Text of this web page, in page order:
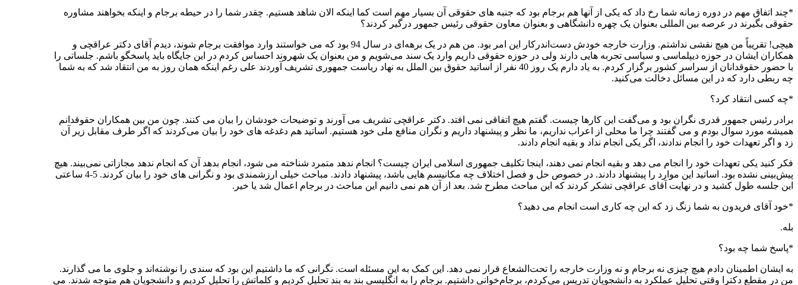
*چند اتفاق مهم در دوره زمانه شما رخ داد که یکی از آنها هم برجام بود که جنبه های حقوقی آن بسیار مهم است کما اینکه الان شاهد هستیم. چقدر شما را در حیطه برجام و اینکه بخواهند مشاوره
حقوقی بگیرند در عرصه بین المللی بعنوان یک چهره دانشگاهی و بعنوان معاون حقوقی رئیس جمهور درگیر کردند؟
هیچی! تقریباً من هیچ نقشی نداشتم. وزارت خارجه خودش دست‌اندرکار این امر بود. من هم در یک برهه‌ای در سال 94 بود که می خواستند وارد موافقت برجام شوند، دیدم آقای دکتر عراقچی و
همکاران ایشان در حوزه دیپلماسی و سیاسی تجربه هایی دارند ولی در حوزه حقوقی داریم وارد یک سند می‌شویم و من بعنوان یک شهروند احساس کردم در این جایگاه باید پاسخگو باشم. جلساتی را
با حضور حقوقدانان از سراسر کشور برگزار کردم. به یاد دارم یک روز 40 نفر از اساتید حقوق بین الملل به نهاد ریاست جمهوری تشریف آوردند علی رغم اینکه همان روز به من انتقاد شد که به شما
چه ربطی دارد که در این مسائل دخالت می‌کنید.
*چه کسی انتقاد کرد؟
برادر رئیس جمهور قدری نگران بود و می‌گفت این کارها چیست. گفتم هیچ اتفاقی نمی افتد. دکتر عراقچی تشریف می آورند و توضیحات خودشان را بیان می کنند. چون من بین همکاران حقوقدانم
همیشه مورد سوال بودم و می گفتند چرا ما محلی از اعراب نداریم، ما نظر و پیشنهاد داریم و نگران منافع ملی خود هستیم. اساتید هم دغدغه های خود را بیان می‌کردند که اگر طرف مقابل زیر آن
زد و اگر تعهدات خود را انجام ندادند، اگر یکی انجام نداد و بقیه انجام دادند.
فکر کنید یکی تعهدات خود را انجام می دهد و بقیه انجام نمی دهند، اینجا تکلیف جمهوری اسلامی ایران چیست؟ انجام ندهد متمرد شناخته می شود، انجام بدهد آن که انجام ندهد مجازاتی نمی‌بیند. هیچ
پیش‌بینی نشده بود. اساتید این موارد را پیشنهاد دادند. در خصوص حل و فصل اختلاف چه مکانیسم هایی باشد، پیشنهاد دادند. مباحث خیلی ارزشمندی بود و نگرانی های خود را بیان کردند. 5-4 ساعتی
این جلسه طول کشید و در نهایت آقای عراقچی تشکر کردند که این مباحث مطرح شد. بعد از آن هم نمی دانیم این مباحث در برجام اعمال شد یا خیر.
*خود آقای فریدون به شما زنگ زد که این چه کاری است انجام می دهید؟
بله.
*پاسخ شما چه بود؟
به ایشان اطمینان دادم هیچ چیزی نه برجام و نه وزارت خارجه را تحت‌الشعاع قرار نمی دهد. این کمک به این مسئله است. نگرانی که ما داشتیم این بود که سندی را نوشته‌اند و جلوی ما می گذارند.
من در مقطع دکترا وقتی تحلیل عملکرد به دانشجویان تدریس می‌کردم، برجام‌خوانی داشتیم. برجام را به انگلیسی بند به بند تحلیل کردیم و کلماتش را تحلیل کردیم و دانشجویان هم متوجه شدند. می